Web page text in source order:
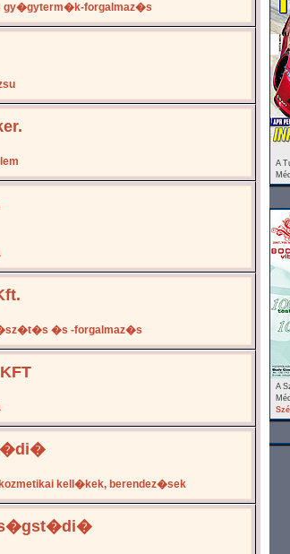
gy�gyterm�k-forgalmaz�s
�s -forgalmaz�s
kell�kek, berendez�sek
A
A